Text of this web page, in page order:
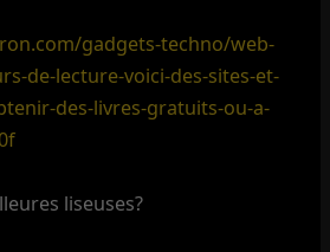
gadgets-techno/web-
de-lecture-voici-des-sites-et-
des-livres-gratuits-ou-a-
liseuses?